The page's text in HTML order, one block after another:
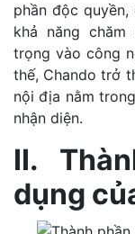
phần độc
khả năng
trọng vào công
thế, Chando trở
nội địa nằm
nhận diện.
II.
dụng